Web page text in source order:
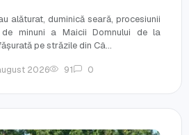
alăturat, duminică seară, procesiunii
minuni a Maicii Domnului de la
pe străzile din Câ...
2026 91 0